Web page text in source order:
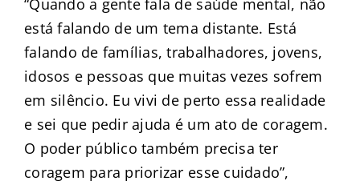
está falando de um tema distante. Está
falando de famílias, trabalhadores, jovens,
idosos e pessoas que muitas vezes sofrem
em silêncio. Eu vivi de perto essa realidade
e sei que pedir ajuda é um ato de coragem.
O poder público também precisa ter
coragem para priorizar esse cuidado”,